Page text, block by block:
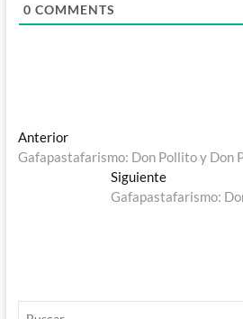
0 COMMENTS
Navegación
de
entradas
AnteriorEntrada
anterior:
Gafapastafarismo: Don Pollito y Don
SiguienteEntrada
siguiente:
Gafapastafarismo: